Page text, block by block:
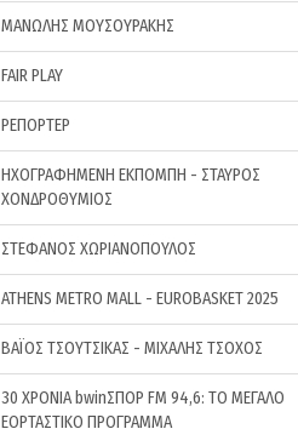
ΜΑΝΩΛΗΣ ΜΟΥΣΟΥΡΑΚΗΣ
FAIR PLAY
ΡΕΠΟΡΤΕΡ
ΗΧΟΓΡΑΦΗΜΕΝΗ ΕΚΠΟΜΠΗ - ΣΤΑΥΡΟΣ
ΧΟΝΔΡΟΘΥΜΙΟΣ
ΣΤΕΦΑΝΟΣ ΧΩΡΙΑΝΟΠΟΥΛΟΣ
ATHENS METRO MALL - EUROBASKET 2025
ΒΑΪΟΣ ΤΣΟΥΤΣΙΚΑΣ - ΜΙΧΑΛΗΣ ΤΣΟΧΟΣ
30 ΧΡΟΝΙΑ bwinΣΠΟΡ FM 94,6: ΤΟ ΜΕΓΑΛΟ
ΕΟΡΤΑΣΤΙΚΟ ΠΡΟΓΡΑΜΜΑ